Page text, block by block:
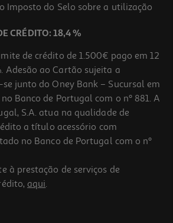
Avelã E Chocolate 50g
Imposto do Selo sobre a utilização
CRÉDITO: 18,4 %
de crédito de 1.500€ pago em 12
Adesão ao Cartão sujeita a
junto do Oney Bank – Sucursal em
Banco de Portugal com o nº 881. A
S.A. atua na qualidade de
a título acessório com
no Banco de Portugal com o nº
à prestação de serviços de
aqui.